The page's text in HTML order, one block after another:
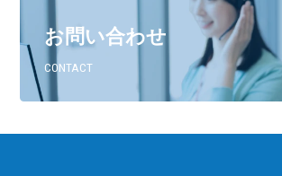
お問い合わせ
CONTACT